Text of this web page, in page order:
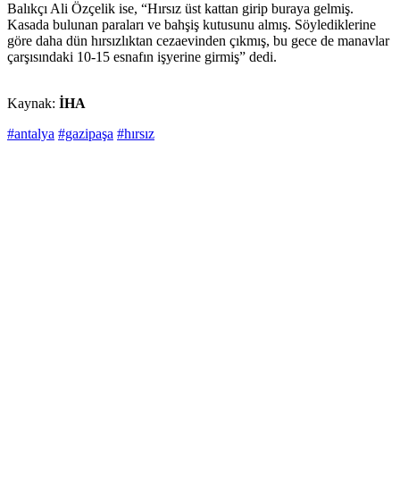
Balıkçı Ali Özçelik ise, “Hırsız üst kattan girip buraya gelmiş.
Kasada bulunan paraları ve bahşiş kutusunu almış. Söylediklerine
göre daha dün hırsızlıktan cezaevinden çıkmış, bu gece de manavlar
çarşısındaki 10-15 esnafın işyerine girmiş” dedi.
Kaynak: İHA
#antalya #gazipaşa #hırsız